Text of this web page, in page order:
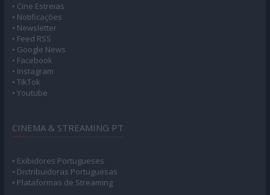
• Cine Estreias
• Notificações
• Newsletter
• Feed RSS
• Google News
• Facebook
• Instagram
• TikTok
• Youtube
CINEMA & STREAMING PT
• Exibidores Portugueses
• Distribuidoras Portuguesas
• Plataformas de Streaming